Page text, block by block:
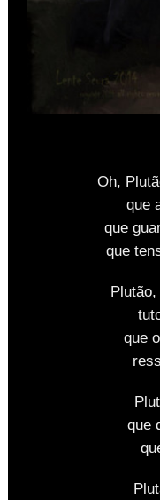
Oh,
que
que
que
que
que